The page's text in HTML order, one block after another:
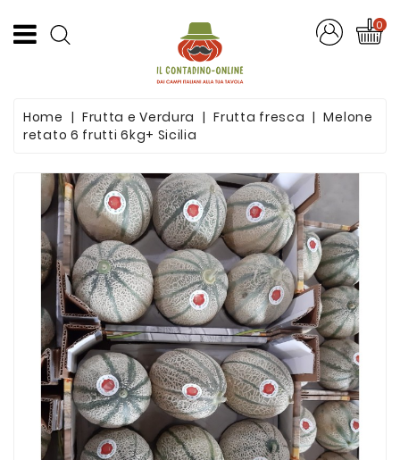
Frutta
Formaggi
Salumi
Succhi
Frutta
Pasta
Artigianale
Passate
0
Home Frutta e Verdura Frutta fresca
Melone
retato 6 frutti 6kg+ Sicilia